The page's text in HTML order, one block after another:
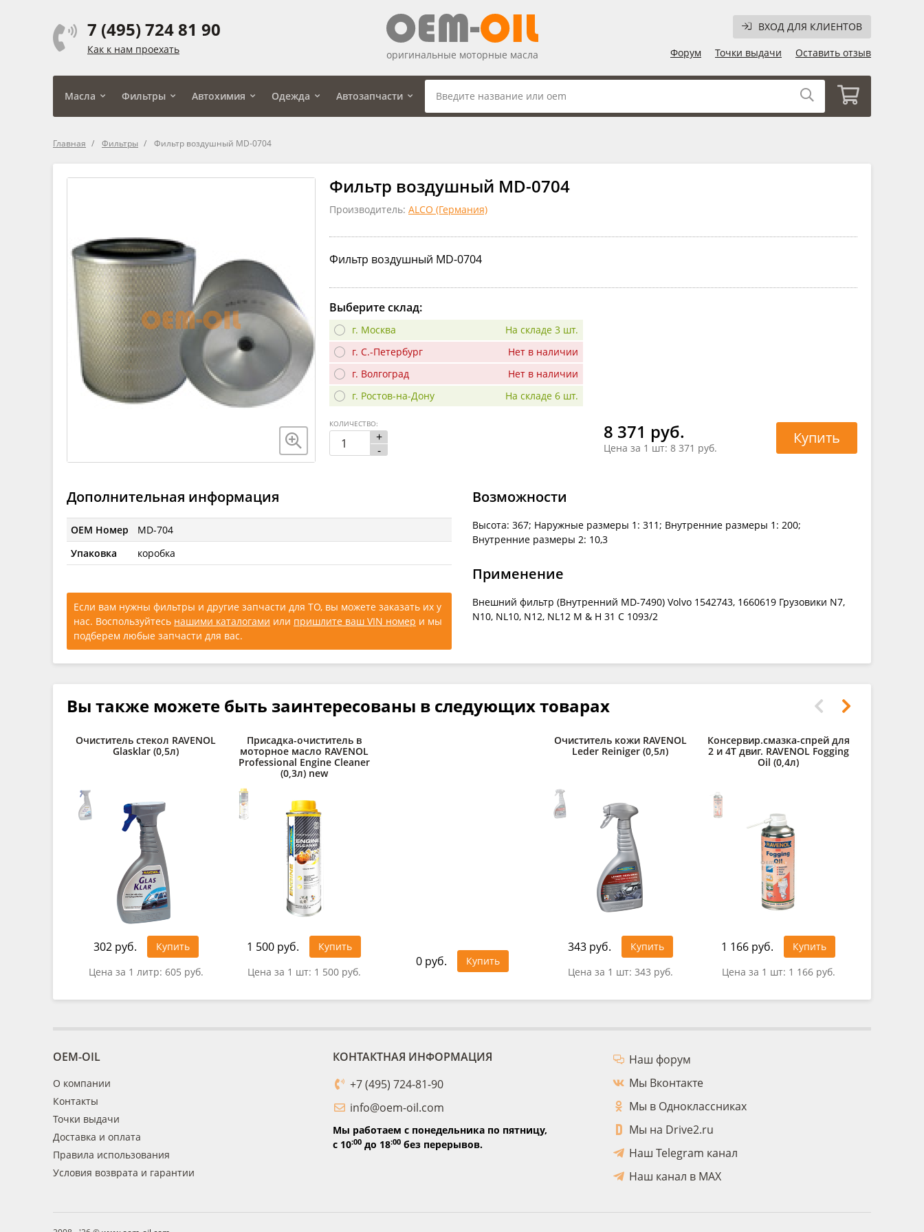
7 (495) 724 81 90
Как к нам проехать
ВХОД ДЛЯ КЛИЕНТОВ
Форум
Точки выдачи Оставить отзыв
оригинальные моторные масла
Масла Фильтры Автохимия Одежда Автозапчасти
Главная Фильтры Фильтр воздушный MD-0704
Фильтр воздушный MD-0704
Производитель: ALCO (Германия)
Фильтр воздушный MD-0704
Выберите склад:
г. Москва
На складе 3 шт.
г. С.-Петербург
Нет в наличии
г. Волгоград
Нет в наличии
г. Ростов-на-Дону
На складе 6 шт.
8 371 руб.
Цена за 1 шт: 8 371 руб.
+
-
КОЛИЧЕСТВО:
Купить
Дополнительная информация
OEM Номер
MD-704
Упаковка
коробка
Если вам нужны фильтры и другие запчасти для ТО, вы можете заказать их у
нас. Воспользуйтесь нашими каталогами или пришлите ваш VIN номер и мы
подберем любые запчасти для вас.
Возможности
Высота: 367; Наружные размеры 1: 311; Внутренние размеры 1: 200;
Внутренние размеры 2: 10,3
Применение
Внешний фильтр (Внутренний MD-7490) Volvo 1542743, 1660619 Грузовики N7,
N10, NL10, N12, NL12 M & H 31 C 1093/2
Вы также можете быть заинтересованы в следующих товарах
Очиститель стекол RAVENOL
Glasklar (0,5л)
302 руб.
Купить
Цена за 1 литр: 605 руб.
Присадка-очиститель в
моторное масло RAVENOL
Professional Engine Cleaner
(0,3л) new
1 500 руб.
Купить
Цена за 1 шт: 1 500 руб.
0 руб. Купить
Очиститель кожи RAVENOL
Leder Reiniger (0,5л)
343 руб.
Купить
Цена за 1 шт: 343 руб.
Консервир.смазка-спрей для
2 и 4Т двиг. RAVENOL Fogging
Oil (0,4л)
1 166 руб.
Купить
Цена за 1 шт: 1 166 руб.
OEM-OIL
О компании
Контакты
Точки выдачи
Доставка и оплата
Правила использования
Условия возврата и гарантии
КОНТАКТНАЯ ИНФОРМАЦИЯ
+7 (495) 724-81-90
info@oem-oil.com
Мы работаем с понедельника по пятницу,
с 10:00до 18:00без перерывов.
Наш форум
Мы Вконтакте
Мы в Одноклассниках
Мы на Drive2.ru
Наш Telegram канал
Наш канал в MAX